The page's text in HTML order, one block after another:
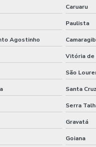
Caruaru
Paulista
Agostinho
Vitória de
São
Santa
Serra
Gravatá
Goiana